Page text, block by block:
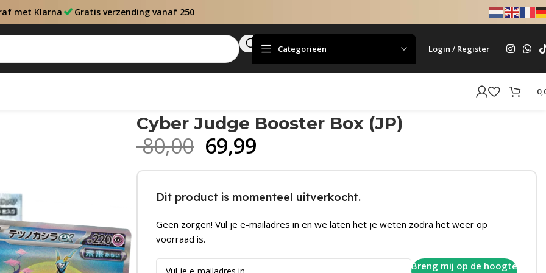
met Klarna Gratis verzending vanaf 250
Categorieën Login / Register
Cyber Judge Booster Box (JP)
80,00 69,99
Dit product is momenteel uitverkocht.
Geen zorgen! Vul je e-mailadres in en we laten het je weten zodra het weer op
voorraad is.
Breng mij op de hoogte